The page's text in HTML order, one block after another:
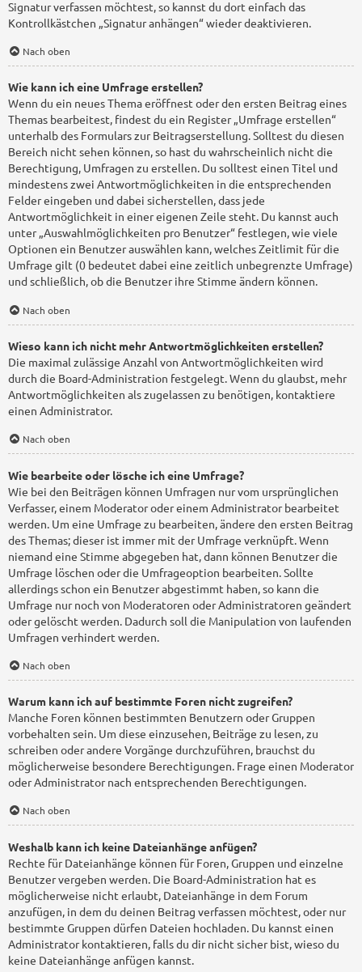
Signatur verfassen möchtest, so kannst du dort einfach das
Kontrollkästchen „Signatur anhängen“ wieder deaktivieren.
Nach oben
Wie kann ich eine Umfrage erstellen?
Wenn du ein neues Thema eröffnest oder den ersten Beitrag eines
Themas bearbeitest, findest du ein Register „Umfrage erstellen“
unterhalb des Formulars zur Beitragserstellung. Solltest du diesen
Bereich nicht sehen können, so hast du wahrscheinlich nicht die
Berechtigung, Umfragen zu erstellen. Du solltest einen Titel und
mindestens zwei Antwortmöglichkeiten in die entsprechenden
Felder eingeben und dabei sicherstellen, dass jede
Antwortmöglichkeit in einer eigenen Zeile steht. Du kannst auch
unter „Auswahlmöglichkeiten pro Benutzer“ festlegen, wie viele
Optionen ein Benutzer auswählen kann, welches Zeitlimit für die
Umfrage gilt (0 bedeutet dabei eine zeitlich unbegrenzte Umfrage)
und schließlich, ob die Benutzer ihre Stimme ändern können.
Nach oben
Wieso kann ich nicht mehr Antwortmöglichkeiten erstellen?
Die maximal zulässige Anzahl von Antwortmöglichkeiten wird
durch die Board-Administration festgelegt. Wenn du glaubst, mehr
Antwortmöglichkeiten als zugelassen zu benötigen, kontaktiere
einen Administrator.
Nach oben
Wie bearbeite oder lösche ich eine Umfrage?
Wie bei den Beiträgen können Umfragen nur vom ursprünglichen
Verfasser, einem Moderator oder einem Administrator bearbeitet
werden. Um eine Umfrage zu bearbeiten, ändere den ersten Beitrag
des Themas; dieser ist immer mit der Umfrage verknüpft. Wenn
niemand eine Stimme abgegeben hat, dann können Benutzer die
Umfrage löschen oder die Umfrageoption bearbeiten. Sollte
allerdings schon ein Benutzer abgestimmt haben, so kann die
Umfrage nur noch von Moderatoren oder Administratoren geändert
oder gelöscht werden. Dadurch soll die Manipulation von laufenden
Umfragen verhindert werden.
Nach oben
Warum kann ich auf bestimmte Foren nicht zugreifen?
Manche Foren können bestimmten Benutzern oder Gruppen
vorbehalten sein. Um diese einzusehen, Beiträge zu lesen, zu
schreiben oder andere Vorgänge durchzuführen, brauchst du
möglicherweise besondere Berechtigungen. Frage einen Moderator
oder Administrator nach entsprechenden Berechtigungen.
Nach oben
Weshalb kann ich keine Dateianhänge anfügen?
Rechte für Dateianhänge können für Foren, Gruppen und einzelne
Benutzer vergeben werden. Die Board-Administration hat es
möglicherweise nicht erlaubt, Dateianhänge in dem Forum
anzufügen, in dem du deinen Beitrag verfassen möchtest, oder nur
bestimmte Gruppen dürfen Dateien hochladen. Du kannst einen
Administrator kontaktieren, falls du dir nicht sicher bist, wieso du
keine Dateianhänge anfügen kannst.